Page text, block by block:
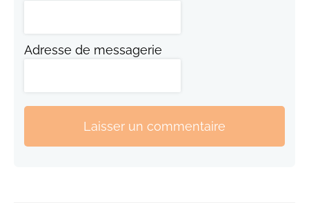
Adresse de messagerie
Laisser un commentaire